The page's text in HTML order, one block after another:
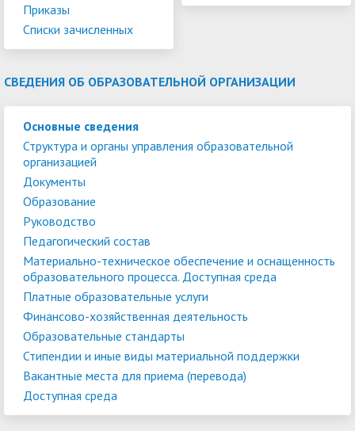
Приказы
Списки зачисленных
СВЕДЕНИЯ ОБ ОБРАЗОВАТЕЛЬНОЙ ОРГАНИЗАЦИИ
Основные сведения
Структура и органы управления образовательной
организацией
Документы
Образование
Руководство
Педагогический состав
Материально-техническое обеспечение и оснащенность
образовательного процесса. Доступная среда
Платные образовательные услуги
Финансово-хозяйственная деятельность
Образовательные стандарты
Стипендии и иные виды материальной поддержки
Вакантные места для приема (перевода)
Доступная среда